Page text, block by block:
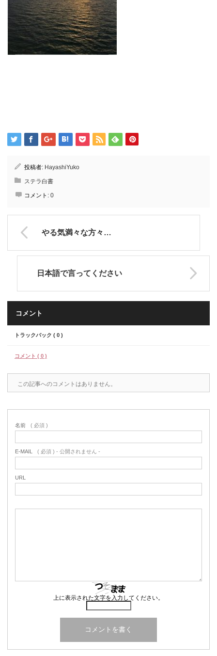
投稿者: HayashiYuko
ステラ白書
コメント: 0
やる気満々な方々…
日本語で言ってください
コメント
トラックバック ( 0 )
コメント ( 0 )
この記事へのコメントはありません。
名前 ( 必須 )
E-MAIL ( 必須 ) - 公開されません -
URL
上に表示された文字を入力してください。